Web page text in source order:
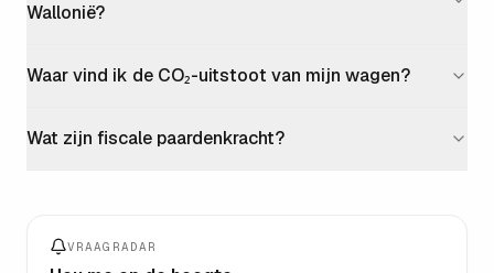
Wallonië?
Waar vind ik de CO₂-uitstoot van mijn wagen?
Wat zijn fiscale paardenkracht?
VRAAGRADAR